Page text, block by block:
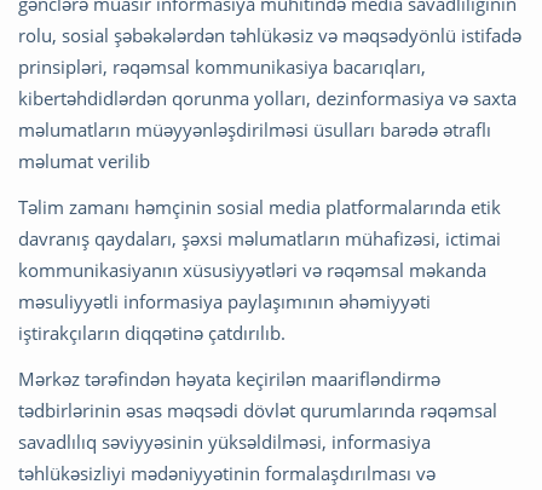
rolu, sosial şəbəkələrdən təhlükəsiz və məqsədyönlü istifadə
prinsipləri, rəqəmsal kommunikasiya bacarıqları,
kibertəhdidlərdən qorunma yolları, dezinformasiya və saxta
məlumatların müəyyənləşdirilməsi üsulları barədə ətraflı
məlumat verilib
Təlim zamanı həmçinin sosial media platformalarında etik
davranış qaydaları, şəxsi məlumatların mühafizəsi, ictimai
kommunikasiyanın xüsusiyyətləri və rəqəmsal məkanda
məsuliyyətli informasiya paylaşımının əhəmiyyəti
iştirakçıların diqqətinə çatdırılıb.
Mərkəz tərəfindən həyata keçirilən maarifləndirmə
tədbirlərinin əsas məqsədi dövlət qurumlarında rəqəmsal
savadlılıq səviyyəsinin yüksəldilməsi, informasiya
təhlükəsizliyi mədəniyyətinin formalaşdırılması və